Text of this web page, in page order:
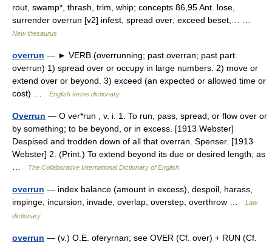
rout, swamp*, thrash, trim, whip; concepts 86,95 Ant. lose,
surrender overrun [v2] infest, spread over; exceed beset,… …
New thesaurus
overrun — ► VERB (overrunning; past overran; past part.
overrun) 1) spread over or occupy in large numbers. 2) move or
extend over or beyond. 3) exceed (an expected or allowed time or
cost) …
English terms dictionary
Overrun — O ver*run , v. i. 1. To run, pass, spread, or flow over or
by something; to be beyond, or in excess. [1913 Webster]
Despised and trodden down of all that overran. Spenser. [1913
Webster] 2. (Print.) To extend beyond its due or desired length; as
The Collaborative International Dictionary of English
overrun — index balance (amount in excess), despoil, harass,
impinge, incursion, invade, overlap, overstep, overthrow …
Law
dictionary
overrun — (v.) O.E. oferyrnan; see OVER (Cf. over) + RUN (Cf.